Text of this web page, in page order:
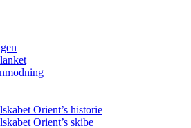
Orient’s historie
Orient’s skibe